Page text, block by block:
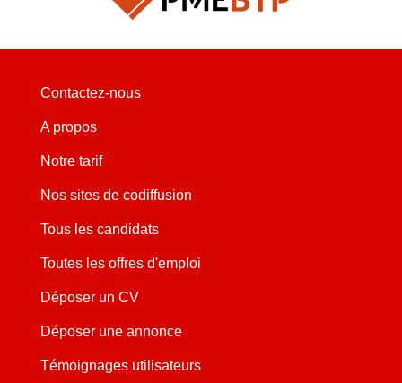
Contactez-nous
A propos
Notre tarif
Nos sites de codiffusion
Tous les candidats
Toutes les offres d'emploi
Déposer un CV
Déposer une annonce
Témoignages utilisateurs